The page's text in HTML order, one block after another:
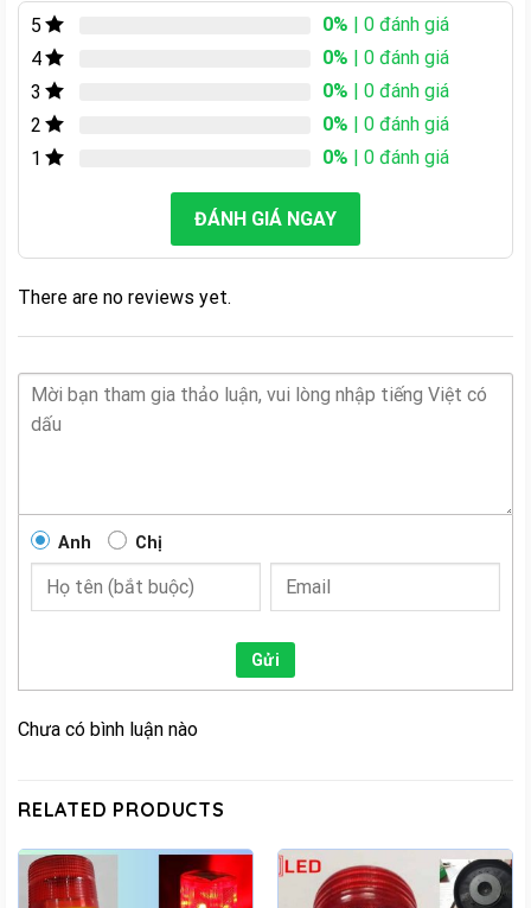
5 0% | 0 đánh giá
4
0% | 0 đánh giá
3
0% | 0 đánh giá
2
0% | 0 đánh giá
1
0% | 0 đánh giá
ĐÁNH GIÁ NGAY
There are no reviews yet.
Anh Chị
Gửi
Chưa có bình luận nào
RELATED PRODUCTS